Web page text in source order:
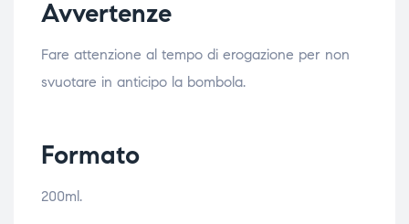
Avvertenze
Fare attenzione al tempo di erogazione per non
svuotare in anticipo la bombola.
Formato
200ml.